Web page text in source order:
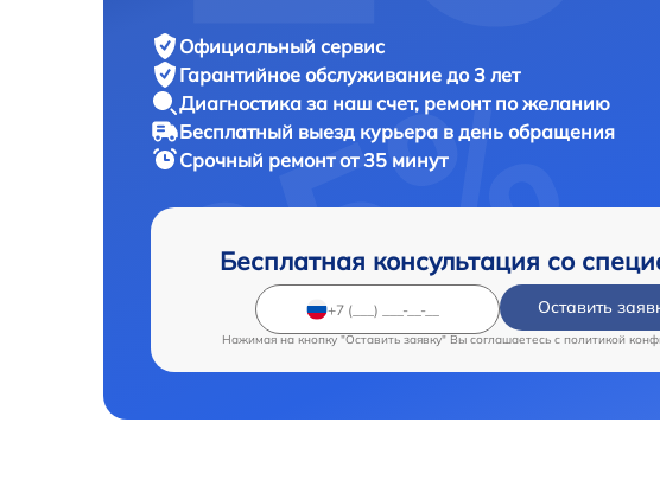
Официальный сервис
Гарантийное обслуживание до 3 лет
Диагностика за наш счет, ремонт по желанию
Бесплатный выезд курьера в день обращения
Срочный ремонтот 35 минут
Бесплатная консультация со
Оставить
Нажимая на кнопку "Оставить заявку" Вы соглашаетесь c политикой